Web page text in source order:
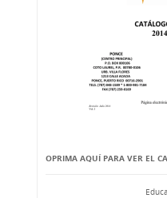
OPRIMA AQUÍ PARA VER EL